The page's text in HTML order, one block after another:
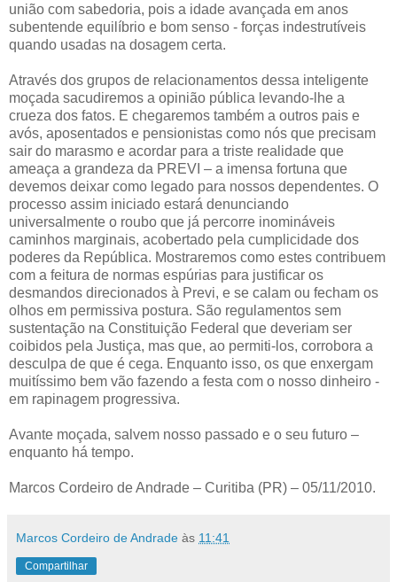
união com sabedoria, pois a idade avançada em anos
subentende equilíbrio e bom senso - forças indestrutíveis
quando usadas na dosagem certa.
Através dos grupos de relacionamentos dessa inteligente
moçada sacudiremos a opinião pública levando-lhe a
crueza dos fatos. E chegaremos também a outros pais e
avós, aposentados e pensionistas como nós que precisam
sair do marasmo e acordar para a triste realidade que
ameaça a grandeza da PREVI – a imensa fortuna que
devemos deixar como legado para nossos dependentes. O
processo assim iniciado estará denunciando
universalmente o roubo que já percorre inomináveis
caminhos marginais, acobertado pela cumplicidade dos
poderes da República. Mostraremos como estes contribuem
com a feitura de normas espúrias para justificar os
desmandos direcionados à Previ, e se calam ou fecham os
olhos em permissiva postura. São regulamentos sem
sustentação na Constituição Federal que deveriam ser
coibidos pela Justiça, mas que, ao permiti-los, corrobora a
desculpa de que é cega. Enquanto isso, os que enxergam
muitíssimo bem vão fazendo a festa com o nosso dinheiro -
em rapinagem progressiva.
Avante moçada, salvem nosso passado e o seu futuro –
enquanto há tempo.
Marcos Cordeiro de Andrade – Curitiba (PR) – 05/11/2010.
Marcos Cordeiro de Andrade às 11:41
Compartilhar